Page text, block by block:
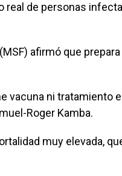
real de personas
(MSF) afirmó que
vacuna ni tratamiento
Roger Kamba.
muy elevada,